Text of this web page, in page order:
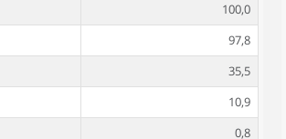
100,0
97,8
35,5
10,9
0,8